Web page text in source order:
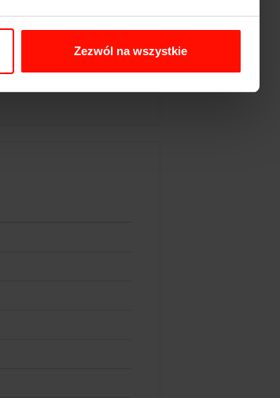
Zezwól na wszystkie
toru zostaną uwiecznione